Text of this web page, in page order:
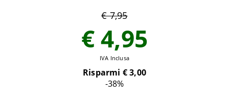
€ 7,95
€ 4,95
IVA Inclusa
Risparmi €3,00
-38%